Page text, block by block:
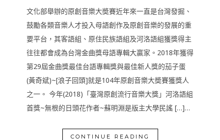
文化部舉辦的原創音樂大奬賽近年來一直是台灣發掘、
鼓勵各類音樂人才投入母語創作及原創音樂的發展的重
要平台，其客語組、原住民族語組及河洛語組獲獎得主
往往都會成為台灣金曲獎母語專輯大贏家。2018年獲得
第29屆金曲獎最佳台語專輯獎與最佳新人獎的茄子蛋
(黃奇斌)~[浪子回頭]就是104年原創音樂大奬賽獲獎人
之一。 今年(2018)「臺灣原創流行音樂大獎」河洛語組
首獎~無根的日頭花作者~蘇明淵是版主大學民謠 […]…
CONTINUE READING